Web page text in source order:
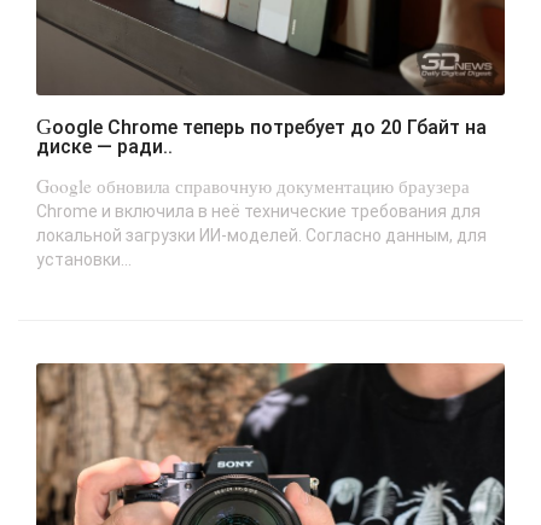
Google Chrome теперь потребует до 20 Гбайт на
диске — ради..
Google обновила справочную документацию браузера
Chrome и включила в неё технические требования для
локальной загрузки ИИ-моделей. Согласно данным, для
установки...